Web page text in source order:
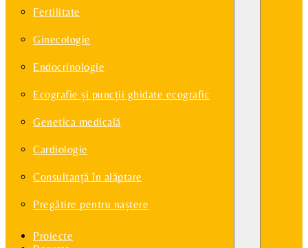
Fertilitate
Ginecologie
Endocrinologie
Ecografie și puncții ghidate ecografic
Genetica medicală
Cardiologie
Consultanță în alăptare
Pregătire pentru naștere
Proiecte